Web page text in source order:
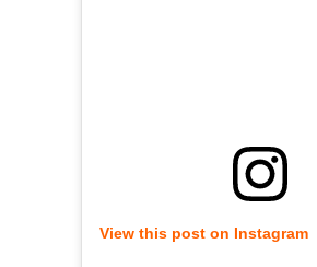
View this post on Instagram